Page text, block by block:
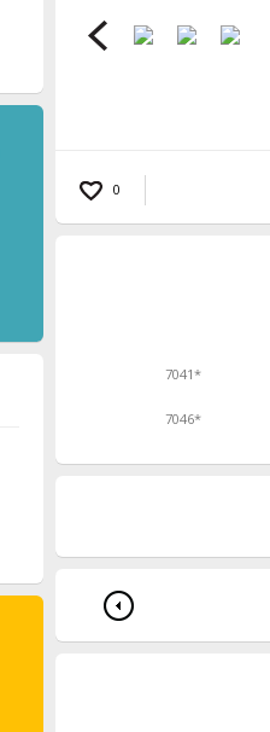
0
7041*
7046*